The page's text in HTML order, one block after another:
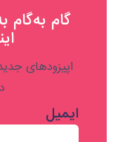
گام به‌گام
اپیزودهای
ایمیل